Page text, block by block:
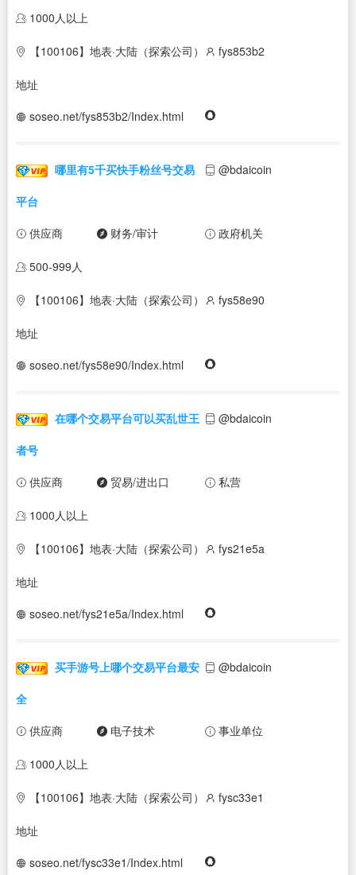
1000人以上
【100106】地表·大陆（探索公司）
地址
fys853b2
soseo.net/fys853b2/Index.html
哪里有5千买快手粉丝号交易
平台
@bdaicoin
供应商 财务/审计 政府机关
500-999人
【100106】地表·大陆（探索公司）
地址
fys58e90
soseo.net/fys58e90/Index.html
在哪个交易平台可以买乱世王
者号
@bdaicoin
供应商 贸易/进出口 私营
1000人以上
【100106】地表·大陆（探索公司）
地址
fys21e5a
soseo.net/fys21e5a/Index.html
买手游号上哪个交易平台最安
全
@bdaicoin
供应商 电子技术 事业单位
1000人以上
【100106】地表·大陆（探索公司）
地址
fysc33e1
soseo.net/fysc33e1/Index.html